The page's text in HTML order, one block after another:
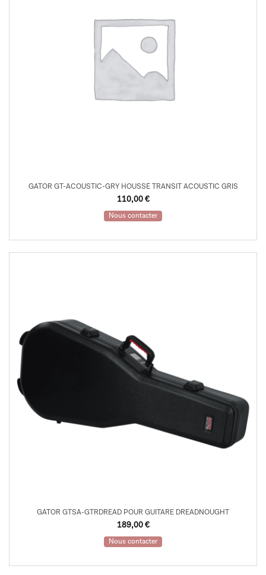
GATOR GT-ACOUSTIC-GRY HOUSSE TRANSIT ACOUSTIC GRIS
110,00 €
Nous contacter
GATOR GTSA-GTRDREAD POUR GUITARE DREADNOUGHT
189,00 €
Nous contacter